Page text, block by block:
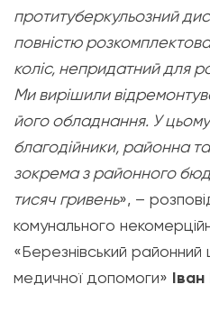
протитуберкульозний
повністю
коліс, непридатний для
Ми вирішили
його обладнання. У
благодійники, районна
зокрема з районного
тисяч гривень», –
комунального
«Березнівський
медичної допомоги»